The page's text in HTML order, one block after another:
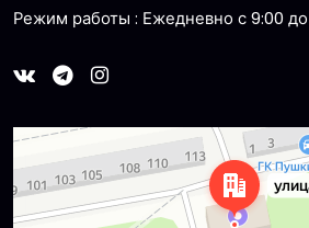
Режим работы : Ежедневно с 9:00
Dzerzhinsk
Ulitsa Tereshkovoy, 77 — Yandex Maps